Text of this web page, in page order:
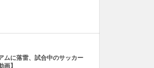
ムに落雷、試合中のサッカー
画】